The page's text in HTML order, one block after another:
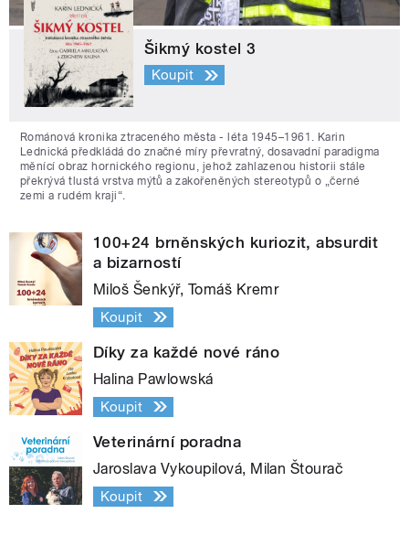
Šikmý kostel 3
Koupit
Románová kronika ztraceného města - léta 1945–1961. Karin
Lednická předkládá do značné míry převratný, dosavadní paradigma
měnící obraz hornického regionu, jehož zahlazenou historii stále
překrývá tlustá vrstva mýtů a zakořeněných stereotypů o „černé
zemi a rudém kraji“.
100+24 brněnských kuriozit, absurdit
a bizarností
Miloš Šenkýř, Tomáš Kremr
Koupit
Díky za každé nové ráno
Halina Pawlowská
Koupit
Veterinární poradna
Jaroslava Vykoupilová, Milan Štourač
Koupit